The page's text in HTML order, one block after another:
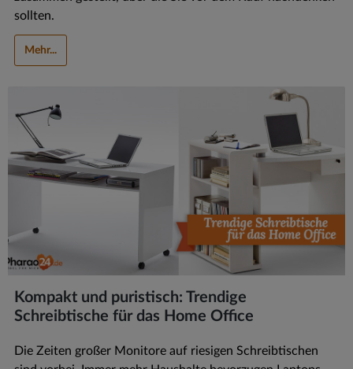
sollten.
Mehr...
Kompakt und puristisch: Trendige
Schreibtische für das Home Office
Die Zeiten großer Monitore auf riesigen Schreibtischen